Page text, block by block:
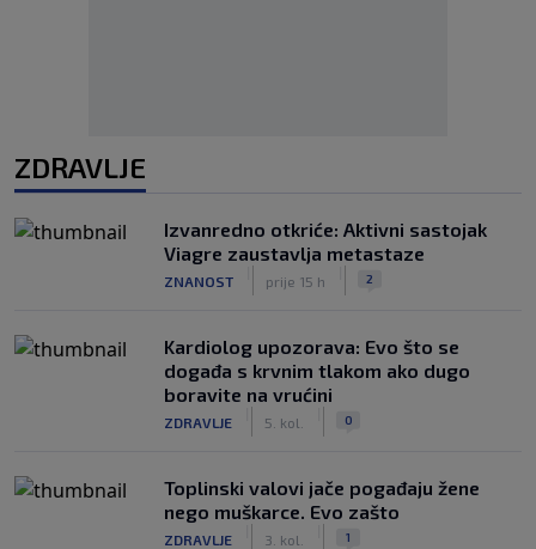
ZDRAVLJE
Izvanredno otkriće: Aktivni sastojak
Viagre zaustavlja metastaze
ZNANOST prije 15 h 2
Kardiolog upozorava: Evo što se
događa s krvnim tlakom ako dugo
boravite na vrućini
ZDRAVLJE 5. kol. 0
Toplinski valovi jače pogađaju žene
nego muškarce. Evo zašto
ZDRAVLJE 3. kol. 1